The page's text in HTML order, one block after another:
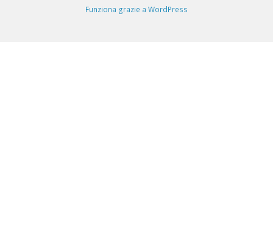
Funziona grazie a WordPress